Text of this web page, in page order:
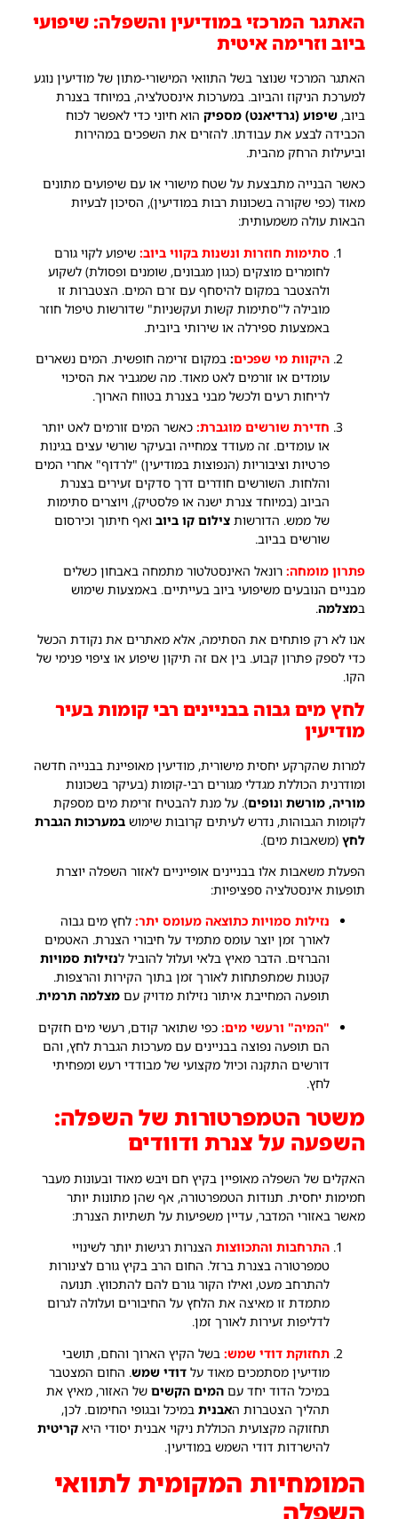
האתגר המרכזי במודיעין והשפלה: שיפועי
ביוב וזרימה איטית
האתגר המרכזי שנוצר בשל התוואי המישורי-מתון של מודיעין נוגע
למערכת הניקוז והביוב. במערכות אינסטלציה, במיוחד בצנרת
ביוב, שיפוע (גרדיאנט) מספיקהוא חיוני כדי לאפשר לכוח
הכבידה לבצע את עבודתו. להזרים את השפכים במהירות
וביעילות הרחק מהבית.
כאשר הבנייה מתבצעת על שטח מישורי או עם שיפועים מתונים
מאוד (כפי שקורה בשכונות רבות במודיעין), הסיכון לבעיות
הבאות עולה משמעותית:
סתימות חוזרות ונשנות בקווי ביוב:שיפוע לקוי גורם
לחומרים מוצקים (כגון מגבונים, שומנים ופסולת) לשקוע
ולהצטבר במקום להיסחף עם זרם המים. הצטברות זו
מובילה ל"סתימות קשות ועקשניות" שדורשות טיפול חוזר
באמצעות ספירלה או שירותי ביובית.
היקוות מי שפכים:במקום זרימה חופשית. המים נשארים
עומדים או זורמים לאט מאוד. מה שמגביר את הסיכוי
לריחות רעים ולכשל מבני בצנרת בטווח הארוך.
חדירת שורשים מוגברת:כאשר המים זורמים לאט יותר
או עומדים. זה מעודד צמחייה ובעיקר שורשי עצים בגינות
פרטיות וציבוריות (הנפוצות במודיעין) "לרדוף" אחרי המים
והלחות. השורשים חודרים דרך סדקים זעירים בצנרת
הביוב (במיוחד צנרת ישנה או פלסטיק), ויוצרים סתימות
של ממש. הדורשות צילום קו ביובואף חיתוך וכירסום
שורשים בביוב.
פתרון מומחה:רונאל האינסטלטור מתמחה באבחון כשלים
מבניים הנובעים משיפועי ביוב בעייתיים. באמצעות שימוש
במצלמה.
אנו לא רק פותחים את הסתימה, אלא מאתרים את נקודת הכשל
כדי לספק פתרון קבוע. בין אם זה תיקון שיפוע או ציפוי פנימי של
הקו.
לחץ מים גבוה בבניינים רבי קומות בעיר
מודיעין
למרות שהקרקע יחסית מישורית, מודיעין מאופיינת בבנייה חדשה
ומודרנית הכוללת מגדלי מגורים רבי-קומות (בעיקר בשכונות
מוריה, מורשתונופים). על מנת להבטיח זרימת מים מספקת
לקומות הגבוהות, נדרש לעיתים קרובות שימוש במערכות הגברת
לחץ(משאבות מים).
הפעלת משאבות אלו בבניינים אופייניים לאזור השפלה יוצרת
תופעות אינסטלציה ספציפיות:
נזילותסמויות כתוצאה מעומס יתר:לחץ מים גבוה
לאורך זמן יוצר עומס מתמיד על חיבורי הצנרת. האטמים
והברזים. הדבר מאיץ בלאי ועלול להוביל לנזילות סמויות
קטנות שמתפתחות לאורך זמן בתוך הקירות והרצפות.
תופעה המחייבת איתור נזילות מדויק עם מצלמה תרמית.
"המיה" ורעשי מים:כפי שתואר קודם, רעשי מים חזקים
הם תופעה נפוצה בבניינים עם מערכות הגברת לחץ, והם
דורשים התקנה וכיול מקצועי של מבודדי רעש ומפחיתי
לחץ.
משטר הטמפרטורות של השפלה:
השפעה על צנרת ודוודים
האקלים של השפלה מאופיין בקיץ חם ויבש מאוד ובעונות מעבר
חמימות יחסית. תנודות הטמפרטורה, אף שהן מתונות יותר
מאשר באזורי המדבר, עדיין משפיעות על תשתיות הצנרת:
התרחבות והתכווצות הצנרות רגישות יותר לשינויי
טמפרטורה בצנרת ברזל. החום הרב בקיץ גורם לצינורות
להתרחב מעט, ואילו הקור גורם להם להתכווץ. תנועה
מתמדת זו מאיצה את הלחץ על החיבורים ועלולה לגרום
לדליפות זעירות לאורך זמן.
תחזוקת דודי שמש:בשל הקיץ הארוך והחם, תושבי
מודיעין מסתמכים מאוד על דודי שמש. החום המצטבר
במיכל הדוד יחד עם המים הקשיםשל האזור, מאיץ את
תהליך הצטברות האבניתבמיכל ובגופי החימום. לכן,
תחזוקה מקצועית הכוללת ניקוי אבנית יסודי היא קריטית
להישרדות דודי השמש במודיעין.
המומחיות המקומית לתוואי
השפלה